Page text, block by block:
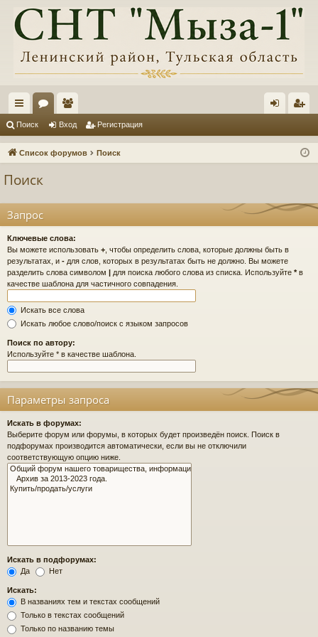
с
ы ум
ол
ьз д ис
ия
Поиск Вход Регистрация
Список форумов Поиск
Поиск
Запрос
Ключевые слова:
Вы можете использовать + , чтобы определить слова, которые должны быть в
результатах, и - для слов, которых в результатах быть не должно. Вы можете
разделить слова символом | для поиска любого слова из списка. Используйте *в
качестве шаблона для частичного совпадения.
Искать все слова
Искать любое слово/поиск с языком запросов
Поиск по автору:
Используйте * в качестве шаблона.
Параметры запроса
Искать в форумах:
Выберите форум или форумы, в которых будет произведён поиск. Поиск в
подфорумах производится автоматически, если вы не отключили
соответствующую опцию ниже.
Искать в подфорумах:
Да
Нет
Искать:
В названиях тем и текстах сообщений
Только в текстах сообщений
Только по названию темы